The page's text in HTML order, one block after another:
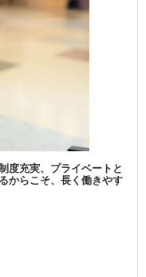
度充実、プライベートと
からこそ、長く働きやす